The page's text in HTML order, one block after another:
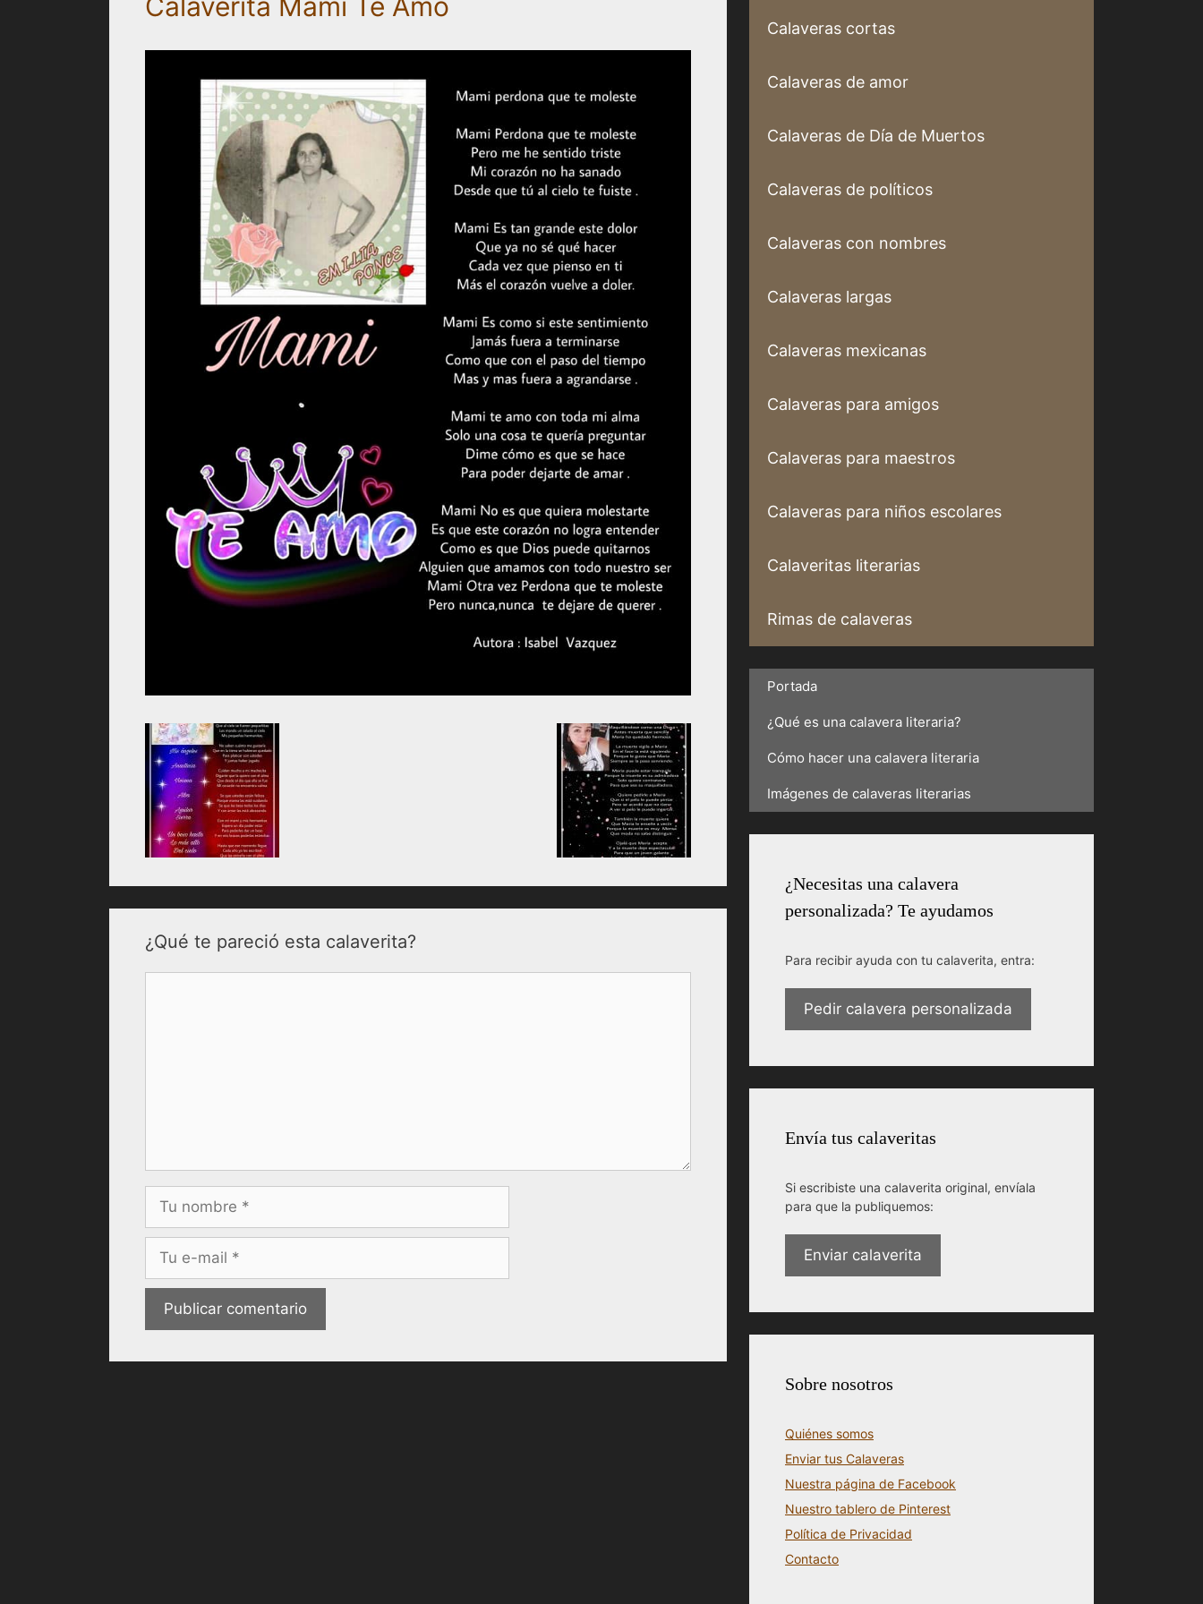
¿Qué te pareció esta calaverita?
electrónico
Calaveras cortas
Calaveras de amor
Calaveras de Día de Muertos
Calaveras de políticos
Calaveras con nombres
Calaveras largas
Calaveras mexicanas
Calaveras para amigos
Calaveras para maestros
Calaveras para niños escolares
Calaveritas literarias
Rimas de calaveras
Portada
¿Qué es una calavera literaria?
Cómo hacer una calavera literaria
Imágenes de calaveras literarias
¿Necesitas una calavera
personalizada? Te ayudamos
Para recibir ayuda con tu calaverita, entra:
Pedir calavera personalizada
Envía tus calaveritas
Si escribiste una calaverita original, envíala
para que la publiquemos:
Enviar calaverita
Sobre nosotros
Quiénes somos
Enviar tus Calaveras
Nuestra página de Facebook
Nuestro tablero de Pinterest
Política de Privacidad
Contacto